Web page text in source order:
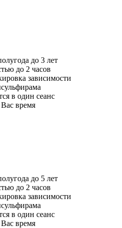
до 3 лет
до 2 часов
зависимости
в один сеанс
время
до 5 лет
до 2 часов
зависимости
в один сеанс
время